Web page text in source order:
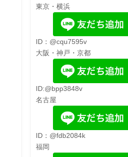
東京・横浜
ID：@cqu7595v
大阪・神戸・京都
ID:@bpp3848v
名古屋
ID：@fdb2084k
福岡